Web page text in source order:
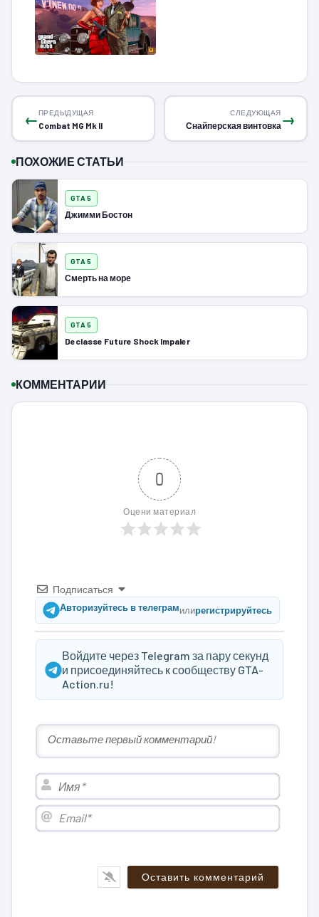
←ПРЕДЫДУЩАЯ
Combat MG Mk II →
СЛЕДУЮЩАЯ
Снайперская винтовка
ПОХОЖИЕ СТАТЬИ
GTA 5
Джимми Бостон
GTA 5
Смерть на море
GTA 5
Declasse Future Shock Impaler
КОММЕНТАРИИ
0
Оцени материал
Подписаться
Авторизуйтесь в телеграмилирегистрируйтесь
Войдите через Telegram за пару секунд
и присоединяйтесь к сообществу GTA-
Action.ru!
Имя*
Email*